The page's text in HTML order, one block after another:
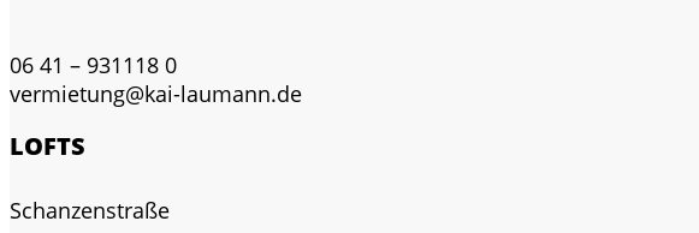
06 41 – 931118 0
vermietung@kai-laumann.de
LOFTS
Schanzenstraße